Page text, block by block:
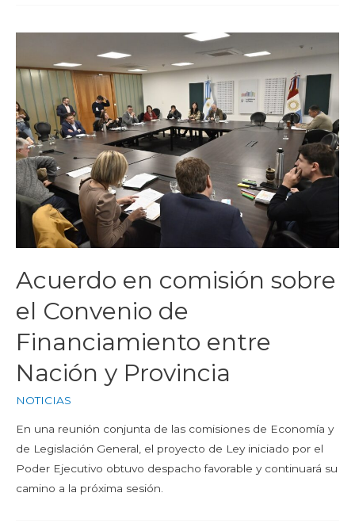
Acuerdo en comisión sobre
el Convenio de
Financiamiento entre
Nación y Provincia
NOTICIAS
En una reunión conjunta de las comisiones de Economía y
de Legislación General, el proyecto de Ley iniciado por el
Poder Ejecutivo obtuvo despacho favorable y continuará su
camino a la próxima sesión.